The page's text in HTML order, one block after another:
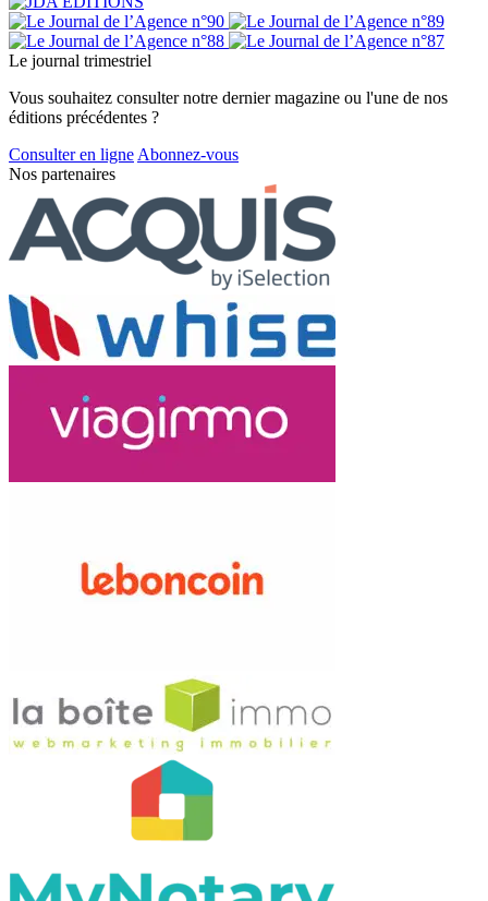
Le journal trimestriel
Vous souhaitez consulter notre dernier magazine ou l'une de nos
éditions précédentes ?
Consulter en ligne Abonnez-vous
Nos partenaires